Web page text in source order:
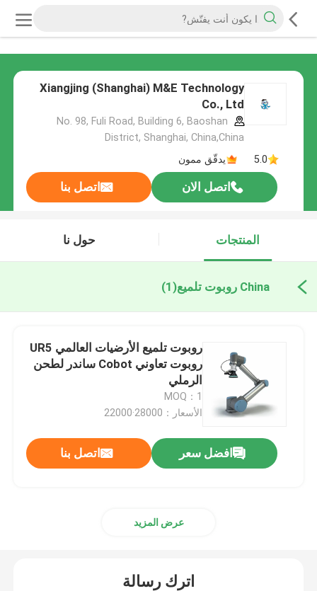
Xiangjing (Shanghai) M&E Technology
Co., Ltd
No. 98, Fuli Road, Building 6, Baoshan
District, Shanghai, China,China
5.0
يدقّق ممون
اتصل الان اتصل بنا
المنتجات حول نا
China روبوت تلميع (1)
روبوت تلميع الأرضيات العالمي UR5
روبوت تعاوني Cobot ساندر لطحن
الرملي
MOQ：1
الأسعار：28000·22000
افضل سعر اتصل بنا
عرض المزيد
اترك رسالة